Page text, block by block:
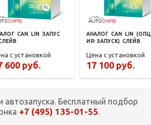
CAN LIN
ЗАПУС
с установкой
600 руб.
АНАЛОГ CAN LIN
(ОПЦ
ИЯ: ЗАПУСК) СЛЕЙВ
Цена с установкой
17 100 руб.
автозапуска. Бесплатный подбор
+7 (495) 135-01-55.